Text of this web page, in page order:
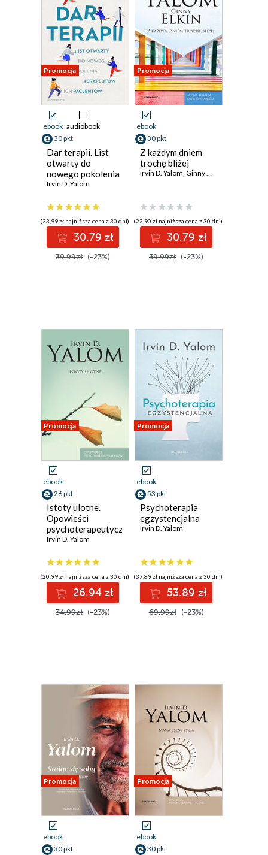
Promocja
ebook audiobook
30 pkt
Dar terapii. List
otwarty do
nowego pokolenia
terapeutów i ich
Irvin D. Yalom
(23,99 zł najniższa cena z 30 dni)
30.79 zł
39.99zł (-23%)
Promocja
ebook
30 pkt
Z każdym dniem
trochę bliżej
Irvin D. Yalom, Ginny Elkin
(22,90 zł najniższa cena z 30 dni)
30.79 zł
39.99zł (-23%)
Promocja
ebook
26 pkt
Istoty ulotne.
Opowieści
psychoterapeutyczne
Irvin D. Yalom
(20,99 zł najniższa cena z 30 dni)
26.94 zł
34.99zł (-23%)
Promocja
ebook
53 pkt
Psychoterapia
egzystencjalna
Irvin D. Yalom
(37,89 zł najniższa cena z 30 dni)
53.89 zł
69.99zł (-23%)
Promocja
ebook
30 pkt
Promocja
ebook
30 pkt